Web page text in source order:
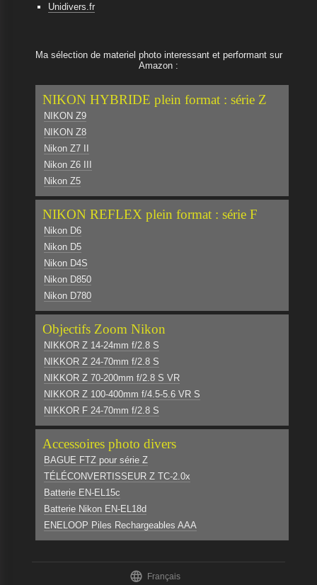
Unidivers.fr
Ma sélection de materiel photo interessant et performant sur
Amazon :
NIKON HYBRIDE plein format : série Z
NIKON Z9
NIKON Z8
Nikon Z7 II
Nikon Z6 III
Nikon Z5
NIKON REFLEX plein format : série F
Nikon D6
Nikon D5
Nikon D4S
Nikon D850
Nikon D780
Objectifs Zoom Nikon
NIKKOR Z 14-24mm f/2.8 S
NIKKOR Z 24-70mm f/2.8 S
NIKKOR Z 70-200mm f/2.8 S VR
NIKKOR Z 100-400mm f/4.5-5.6 VR S
NIKKOR F 24-70mm f/2.8 S
Accessoires photo divers
BAGUE FTZ pour série Z
TÉLÉCONVERTISSEUR Z TC-2.0x
Batterie EN-EL15c
Batterie Nikon EN-EL18d
ENELOOP Piles Rechargeables AAA
 Français